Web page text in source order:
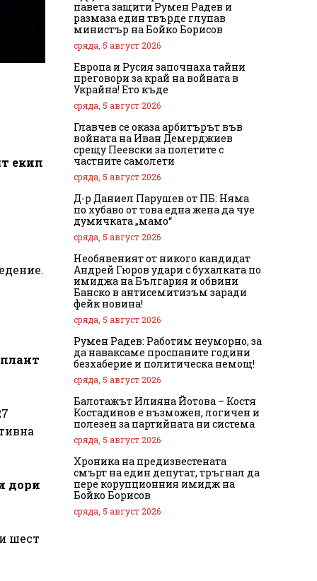
екип
дори
шест
павета защити Румен Радев и
размаза един твърде глупав
министър на Бойко Борисов
сряда, 5 август 2026
Европа и Русия започнаха тайни
преговори за край на войната в
Украйна! Ето къде
сряда, 5 август 2026
Главчев се оказа арбитърът във
войната на Иван Демерджиев
срещу Пеевски за полетите с
частните самолети
сряда, 5 август 2026
Д-р Даниел Парушев от ПБ: Няма
по хубаво от това една жена да чуе
думичката „мамо“
сряда, 5 август 2026
Необявеният от никого кандидат
Андрей Гюров удари с бухалката по
имиджа на България и обвини
Банско в антисемитизъм заради
фейк новина!
сряда, 5 август 2026
Румен Радев: Работим неуморно, за
да наваксаме проспаните години
безхаберие и политическа немощ!
сряда, 5 август 2026
Балотажът Илияна Йотова – Костя
Костадинов е възможен, логичен и
полезен за партийната ни система
сряда, 5 август 2026
Хроника на предизвестената
смърт на един депутат, тръгнал да
пере корупционния имидж на
Бойко Борисов
сряда, 5 август 2026